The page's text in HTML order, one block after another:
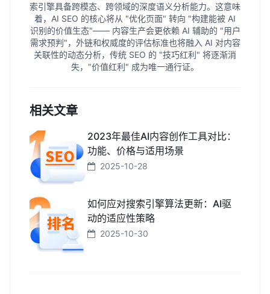
索引擎具备跨模态、跨领域的深度语义分析能力。这意味
着，AI SEO 的核心将从 "优化页面" 转向 "构建能被 AI
识别的价值生态"—— 内容生产会更依赖 AI 辅助的 "用户
需求预判"，外链和权威度的评估标准也将融入 AI 对内容
关联性的动态分析，传统 SEO 的 "技巧红利" 将逐渐消
失，"价值红利" 成为唯一通行证。
相关文章
2023年最佳AI内容创作工具对比：
功能、价格与适用场景
2025-10-28
如何应对搜索引擎算法更新：AI驱
动的适应性策略
2025-10-30